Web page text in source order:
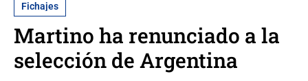
Fichajes
Martino ha renunciado a la
selección de Argentina